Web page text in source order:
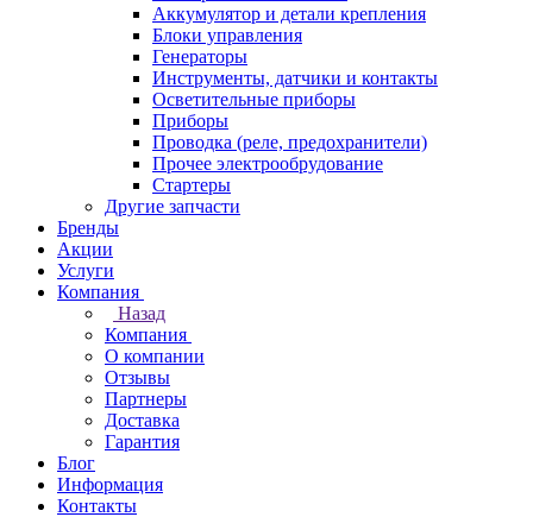
Аккумулятор и детали крепления
Блоки управления
Генераторы
Инструменты, датчики и контакты
Осветительные приборы
Приборы
Проводка (реле, предохранители)
Прочее электрообрудование
Стартеры
Другие запчасти
Бренды
Акции
Услуги
Компания
Назад
Компания
О компании
Отзывы
Партнеры
Доставка
Гарантия
Блог
Информация
Контакты